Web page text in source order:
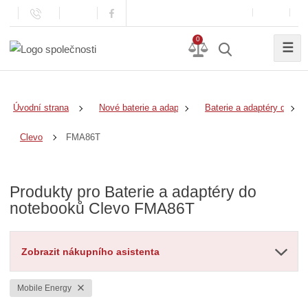
0
☰
Úvodní strana Nové baterie a adaptéry Baterie a adaptéry do
Clevo FMA86T
Produkty pro Baterie a adaptéry do
notebooků Clevo FMA86T
Zobrazit nákupního asistenta
Mobile Energy